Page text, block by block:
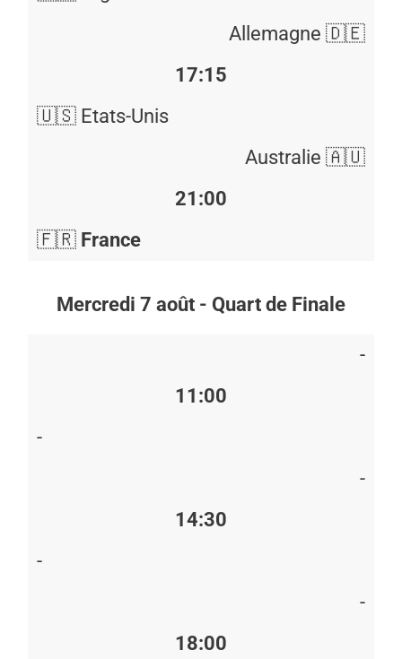
Allemagne 🇩🇪
17:15
🇺🇸 Etats-Unis
Australie 🇦🇺
21:00
🇫🇷 France
Mercredi 7 août - Quart de Finale
-
11:00
-
-
14:30
-
-
18:00